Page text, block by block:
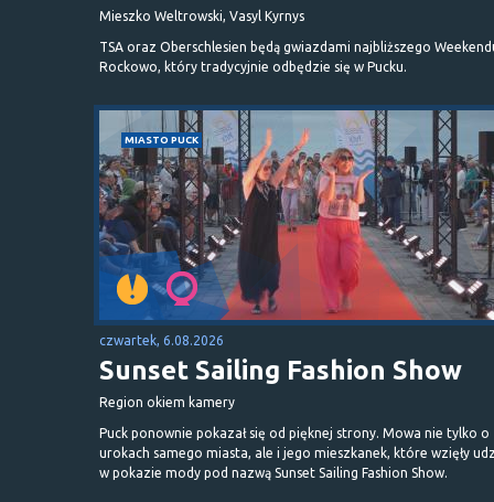
Mieszko Weltrowski, Vasyl Kyrnys
TSA oraz Oberschlesien będą gwiazdami najbliższego
Rockowo, który tradycyjnie odbędzie się w Pucku.
MIASTO PUCK
czwartek, 6.08.2026
Sunset Sailing Fashion Show
Region okiem kamery
Puck ponownie pokazał się od pięknej strony. Mowa nie tylko o
urokach samego miasta, ale i jego mieszkanek, które wzięły
w pokazie mody pod nazwą Sunset Sailing Fashion Show.